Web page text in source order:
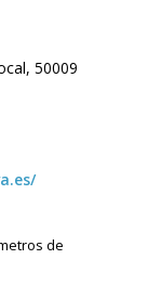
50009
de